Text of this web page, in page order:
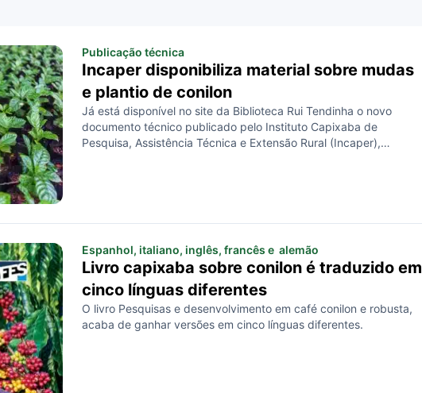
Publicação técnica
Incaper disponibiliza material sobre mudas
e plantio de conilon
Já está disponível no site da Biblioteca Rui Tendinha o novo
documento técnico publicado pelo Instituto Capixaba de
Pesquisa, Assistência Técnica e Extensão Rural (Incaper),
Espanhol, italiano, inglês, francês e alemão
Livro capixaba sobre conilon é traduzido em
cinco línguas diferentes
O livro Pesquisas e desenvolvimento em café conilon e robusta,
acaba de ganhar versões em cinco línguas diferentes.